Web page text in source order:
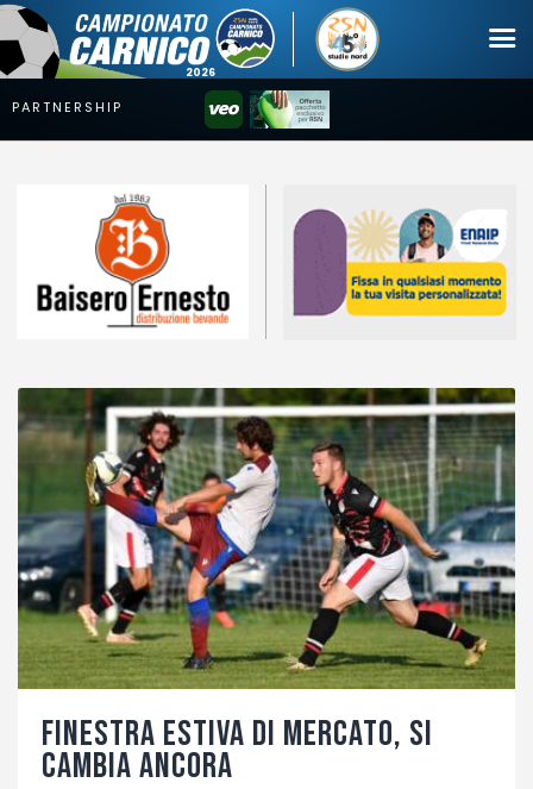
Squadre
Calendari
Mercato
Erreà Cup
Giovanile
Video
Fotogallery
Finestra estiva di mercato, si
cambia ancora